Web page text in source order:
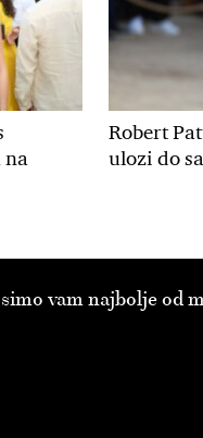
na
Robert
ulozi do
vam najbolje od